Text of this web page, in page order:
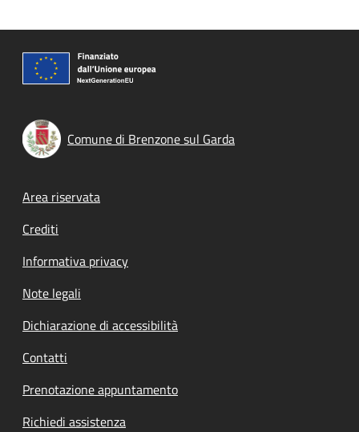
Comune di Brenzone sul Garda
Footer menu
Area riservata
Crediti
Informativa privacy
Note legali
Dichiarazione di accessibilità
Contatti
Prenotazione appuntamento
Richiedi assistenza